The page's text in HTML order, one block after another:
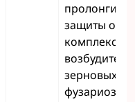
защиты от
комплекса
зерновых (в
фузариоза)